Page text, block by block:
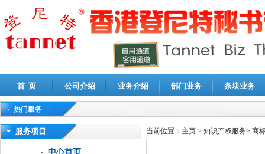
首 页 公司介绍 业务介绍 部门业务 条块业务
热门服务
高新技术企业认定审计|企业所得税汇算清缴申报鉴证
服务项目
中心首页
当前位置： 主页 > 知识产权服务> 商